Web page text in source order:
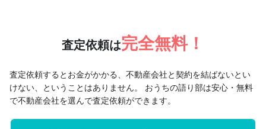
査定依頼は完全無料！
査定依頼するとお金がかかる、不動産会社と契約を結ばないとい
けない、ということはありません。 おうちの語り部は安心・無料
で不動産会社を選んで査定依頼ができます。